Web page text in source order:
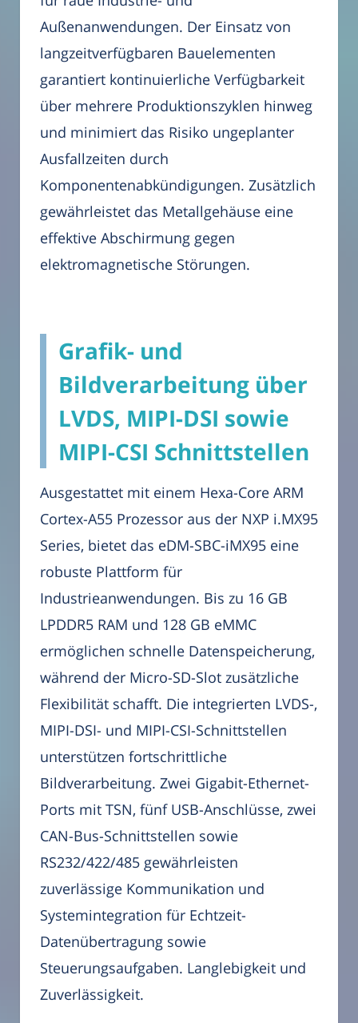
Außenanwendungen. Der Einsatz von
langzeitverfügbaren Bauelementen
garantiert kontinuierliche Verfügbarkeit
über mehrere Produktionszyklen hinweg
und minimiert das Risiko ungeplanter
Ausfallzeiten durch
Komponentenabkündigungen. Zusätzlich
gewährleistet das Metallgehäuse eine
effektive Abschirmung gegen
elektromagnetische Störungen.
Grafik- und
Bildverarbeitung über
LVDS, MIPI-DSI sowie
MIPI-CSI Schnittstellen
Ausgestattet mit einem Hexa-Core ARM
Cortex-A55 Prozessor aus der NXP i.MX95
Series, bietet das eDM-SBC-iMX95 eine
robuste Plattform für
Industrieanwendungen. Bis zu 16 GB
LPDDR5 RAM und 128 GB eMMC
ermöglichen schnelle Datenspeicherung,
während der Micro-SD-Slot zusätzliche
Flexibilität schafft. Die integrierten LVDS-,
MIPI-DSI- und MIPI-CSI-Schnittstellen
unterstützen fortschrittliche
Bildverarbeitung. Zwei Gigabit-Ethernet-
Ports mit TSN, fünf USB-Anschlüsse, zwei
CAN-Bus-Schnittstellen sowie
RS232/422/485 gewährleisten
zuverlässige Kommunikation und
Systemintegration für Echtzeit-
Datenübertragung sowie
Steuerungsaufgaben. Langlebigkeit und
Zuverlässigkeit.